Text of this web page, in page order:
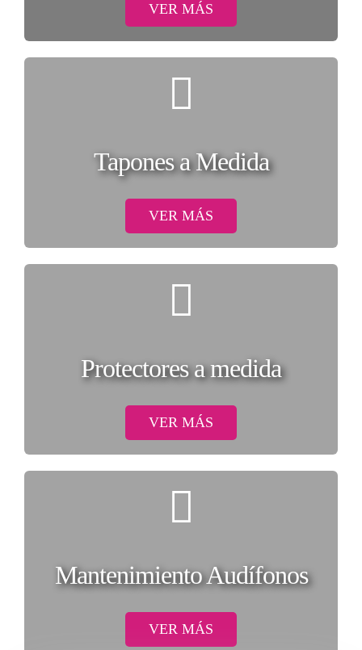
VER MÁS
Tapones a Medida
VER MÁS
Protectores a medida
VER MÁS
Mantenimiento Audífonos
VER MÁS